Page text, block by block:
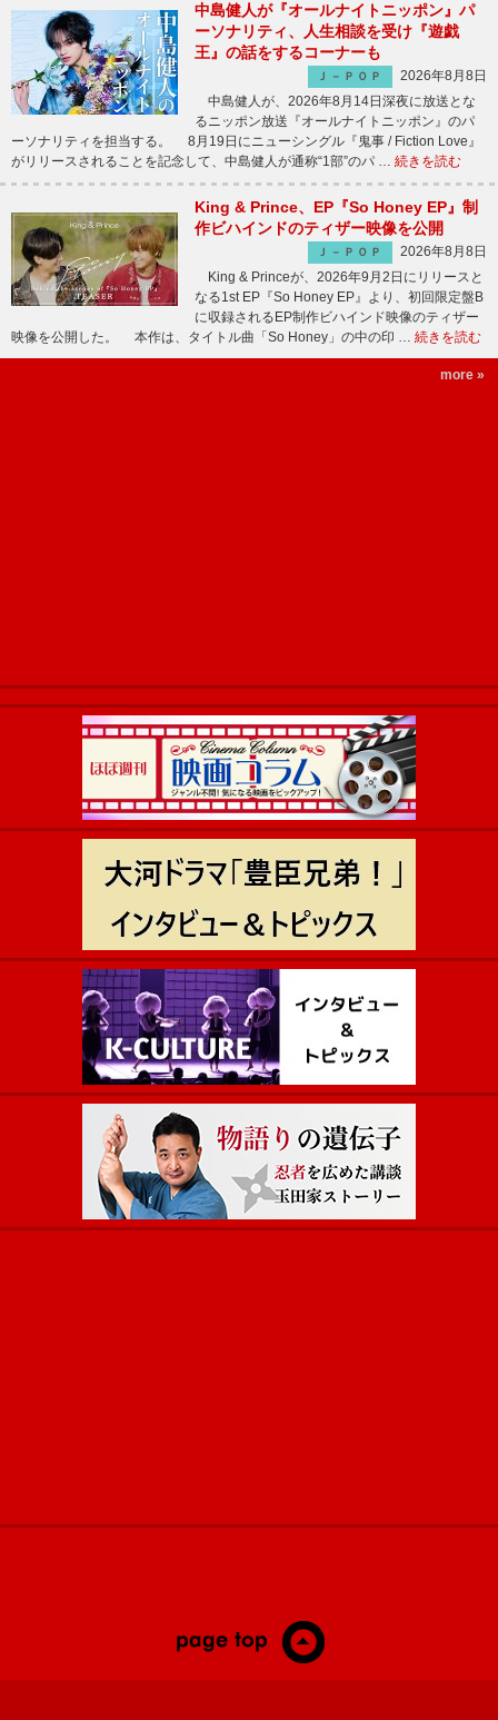
中島健人が『オールナイトニッポン』パ
ーソナリティ、人生相談を受け『遊戯
王』の話をするコーナーも
Ｊ－ＰＯＰ
2026年8月8日
中島健人が、2026年8月14日深夜に放送とな
るニッポン放送『オールナイトニッポン』のパ
ーソナリティを担当する。 8月19日にニューシングル『鬼事 / Fiction Love』
がリリースされることを記念して、中島健人が通称“1部”のパ … 続きを読む
King & Prince、EP『So Honey EP』制
作ビハインドのティザー映像を公開
Ｊ－ＰＯＰ
2026年8月8日
King & Princeが、2026年9月2日にリリースと
なる1st EP『So Honey EP』より、初回限定盤B
に収録されるEP制作ビハインド映像のティザー
映像を公開した。 本作は、タイトル曲「So Honey」の中の印 … 続きを読む
more »